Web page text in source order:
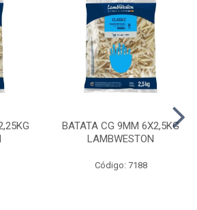
BATATA CG 9MM 6X2,5KG
LAMBWESTON
Código: 7188